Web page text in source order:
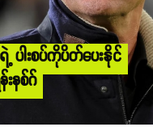
ါးစပ်ကိုပိတ်ပေးနိုင်
နစ်ဂ်